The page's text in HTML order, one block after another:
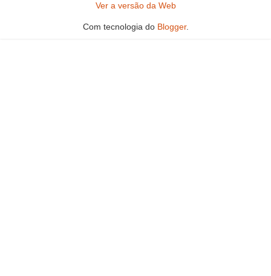
Ver a versão da Web
Com tecnologia do Blogger.